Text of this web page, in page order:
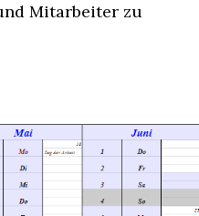
Mitarbeiter zu